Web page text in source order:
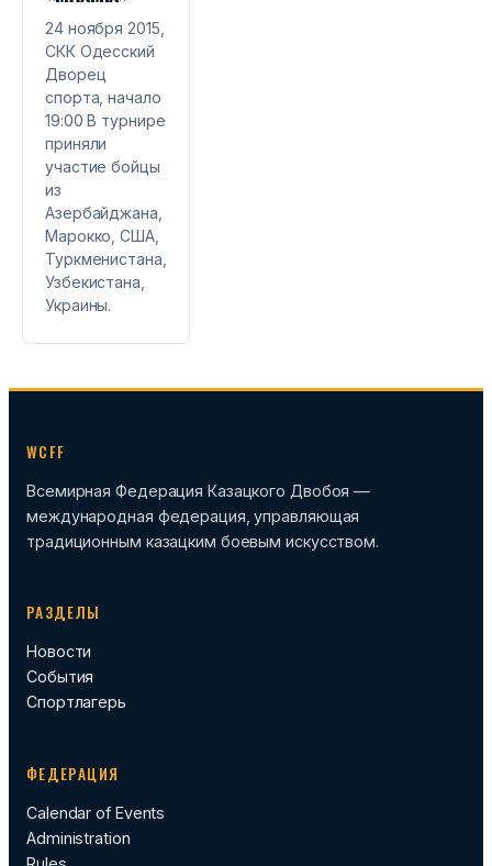
24 ноября 2015,
СКК Одесский
Дворец
спорта, начало
19:00 В турнире
приняли
участие бойцы
из
Азербайджана,
Марокко, США,
Туркменистана,
Узбекистана,
Украины.
WCFF
Всемирная Федерация Казацкого Двобоя —
международная федерация, управляющая
традиционным казацким боевым искусством.
РАЗДЕЛЫ
Новости
События
Спортлагерь
ФЕДЕРАЦИЯ
Calendar of Events
Administration